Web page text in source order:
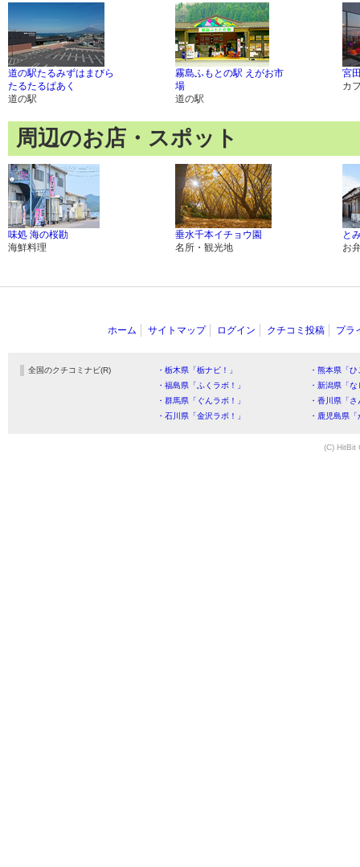
道の駅たるみずはまびら
たるたるぱあく
道の駅
霧島ふもとの駅 えがお市
場
道の駅
宮
カ
周辺のお店・スポット
味処 海の桜勘
海鮮料理
垂水千本イチョウ園
名所・観光地
と
お
ホーム サイトマップ ログイン クチコミ投稿 プラ
全国のクチコミナビ(R) ・栃木県「栃ナビ！」
・熊本県「
・福島県「ふくラボ！」
・新潟県「
・群馬県「ぐんラボ！」
・香川県「
・石川県「金沢ラボ！」
・鹿児島県
(C) HitBit